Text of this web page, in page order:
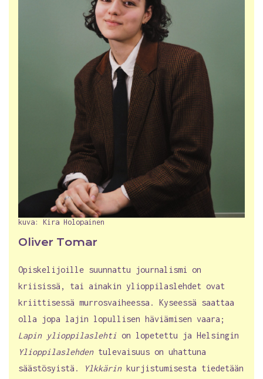
kuva: Kira Holopainen
Oliver Tomar
Opiskelijoille suunnattu journalismi on
kriisissä, tai ainakin ylioppilaslehdet ovat
kriittisessä murrosvaiheessa. Kyseessä saattaa
olla jopa lajin lopullisen häviämisen vaara;
Lapin ylioppilaslehti on lopetettu ja Helsingin
Ylioppilaslehdentulevaisuus on uhattuna
säästösyistä.
Ylkkärinkurjistumisesta tiedetään